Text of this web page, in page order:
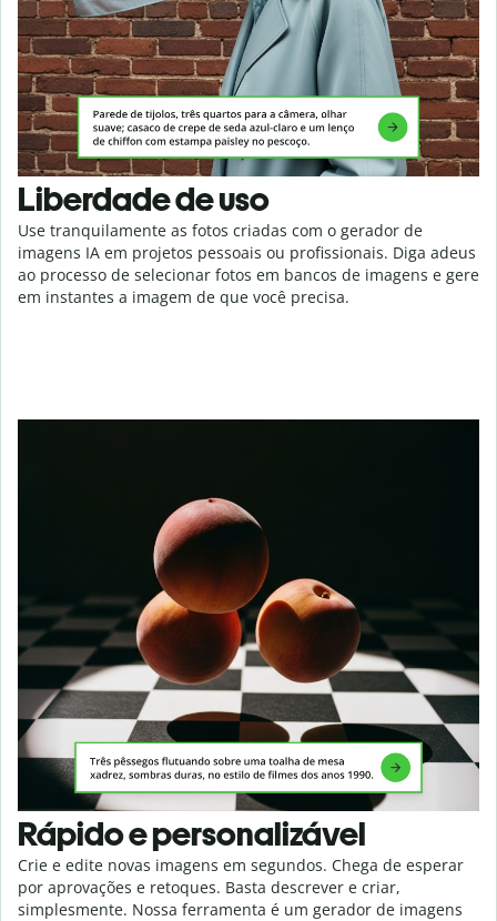
Liberdade de uso
Use tranquilamente as fotos criadas com o gerador de
imagens IA em projetos pessoais ou profissionais. Diga adeus
ao processo de selecionar fotos em bancos de imagens e gere
em instantes a imagem de que você precisa.
Rápido e personalizável
Crie e edite novas imagens em segundos. Chega de esperar
por aprovações e retoques. Basta descrever e criar,
simplesmente. Nossa ferramenta é um gerador de imagens